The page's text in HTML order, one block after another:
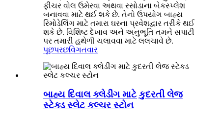
ફીચર વોલ ઉમેરવા અથવા રસોડાના બેકસ્પ્લેશ
બનાવવા માટે થઈ શકે છે. તેનો ઉપયોગ બાહ્ય
રિમોડેલિંગ માટે તમારા ઘરના પ્રવેશદ્વાર તરીકે થઈ
શકે છે. વિશિષ્ટ દેખાવ અને અનુભૂતિ તમને સપાટી
પર તમારી હથેળી ચલાવવા માટે લલચાવે છે.
પૂછપરછવિગતવાર
બાહ્ય દિવાલ ક્લેડીંગ માટે કુદરતી લેજ
સ્ટેક્ડ સ્લેટ કલ્ચર સ્ટોન